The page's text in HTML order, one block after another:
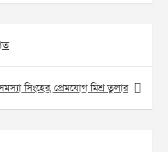
সিংহের, প্রেমযোগ মিশ্র তুলার